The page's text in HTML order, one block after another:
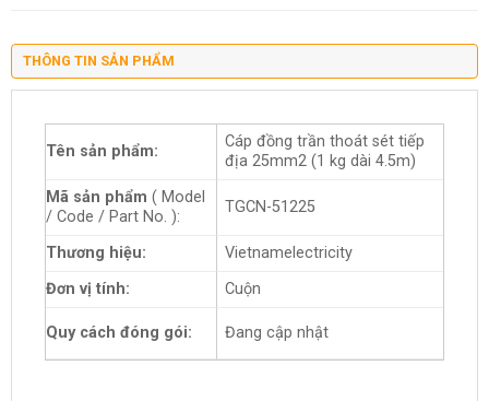
THÔNG TIN SẢN PHẨM
Tên sản phẩm:
Cáp đồng trần thoát sét tiếp
địa 25mm2 (1 kg dài 4.5m)
Mã sản phẩm ( Model
/ Code / Part No. ):
TGCN-51225
Thương hiệu:
Vietnamelectricity
Đơn vị tính:
Cuộn
Quy cách đóng gói: Đang cập nhật